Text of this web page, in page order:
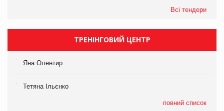
Всі тендери
ТРЕНІНГОВИЙ ЦЕНТР
Яна Олентир
Тетяна Ільєнко
повний список